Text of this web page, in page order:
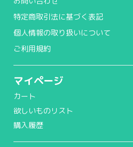
特定商取引法に基づく表記
個人情報の取り扱いについて
ご利用規約
マイページ
カート
欲しいものリスト
購入履歴